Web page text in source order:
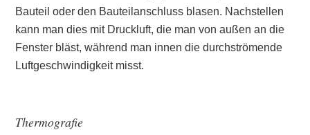
Bauteil oder den Bauteilanschluss blasen. Nachstellen
kann man dies mit Druckluft, die man von außen an die
Fenster bläst, während man innen die durchströmende
Luftgeschwindigkeit misst.
Thermografie